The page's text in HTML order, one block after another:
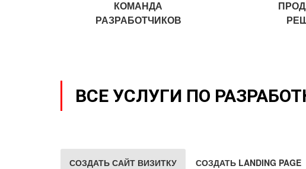
КОМАНДА
РАЗРАБОТЧИКОВ
ВСЕ УСЛУГИ ПО
СОЗДАТЬ САЙТ ВИЗИТКУ СОЗДАТЬ LANDING PAGE